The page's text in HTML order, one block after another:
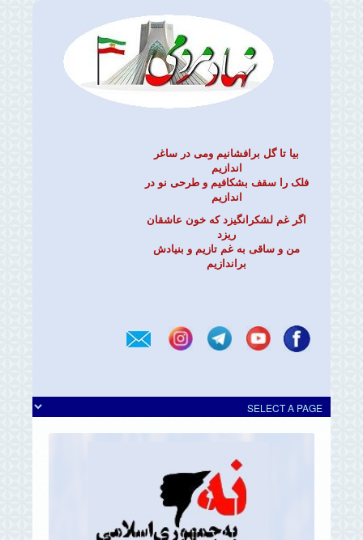
بیا تا گل برافشانیم ومی در ساغر
اندازیم
فلک را سقف بشکافیم و طرحی نو در
اندازیم
اگر غم لشکرانگیزد که خون عاشقان
ریزد
من و ساقی به غم تازیم و بنیادش
براندازیم